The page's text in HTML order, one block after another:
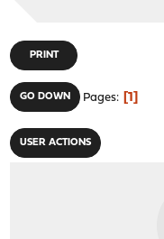
PRINT
GO DOWN Pages 1
USER ACTIONS